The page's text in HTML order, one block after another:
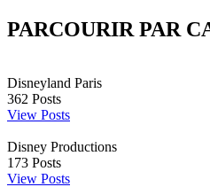
PARCOURIR PAR
Disneyland Paris
362 Posts
View Posts
Disney Productions
173 Posts
View Posts